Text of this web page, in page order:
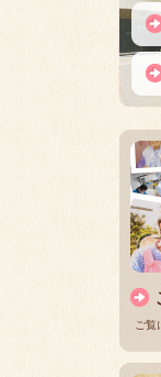
ご覧